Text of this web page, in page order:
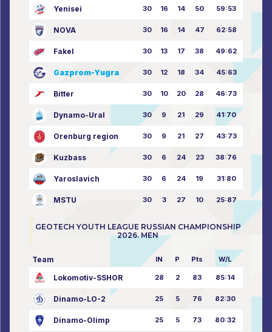
Yenisei 30 16 14 50 59:53
NOVA 30 16 14 47 62:58
Fakel 30 13 17 38 49:62
Gazprom-Yugra 30 12 18 34 45:63
Bitter 30 10 20 28 46:73
Dynamo-Ural 30 9 21 29 41:70
Orenburg region 30 9 21 27 43:73
Kuzbass 30 6 24 23 38:76
Yaroslavich 30 6 24 19 31:80
MSTU 30 3 27 10 25:87
GEOTECH YOUTH LEAGUE RUSSIAN CHAMPIONSHIP
2026. MEN
Team IN P Pts W/L
Lokomotiv-SSHOR 28 2 83 85:14
Dinamo-LO-2 25 5 76 82:30
Dinamo-Olimp 25 5 73 80:32